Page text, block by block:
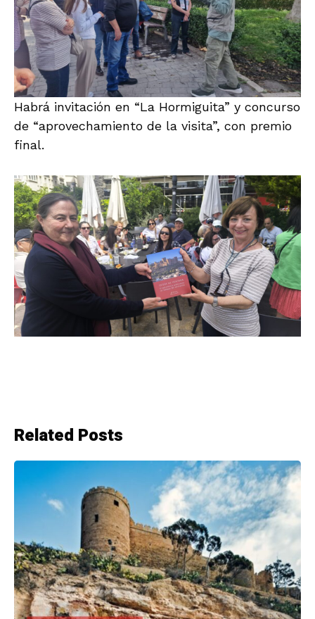
Habrá invitación en “La Hormiguita” y concurso
de “aprovechamiento de la visita”, con premio
final.
Related Posts